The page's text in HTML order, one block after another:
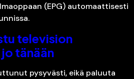
(EPG) automaattisesti
television
tänään
pysyvästi, eikä paluuta